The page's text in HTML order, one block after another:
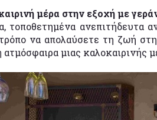
μέρα στην εξοχή με
τοποθετημένα ανεπιτήδευτα
να απολαύσετε τη ζωή
ατμόσφαιρα μιας καλοκαιρινής